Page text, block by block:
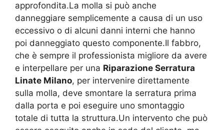
approfondita.La molla si può anche
danneggiare semplicemente a causa di un uso
eccessivo o di alcuni danni interni che hanno
poi danneggiato questo componente.Il fabbro,
che è sempre il professionista migliore da avere
e interpellare per una Riparazione Serratura
Linate Milano, per intervenire direttamente
sulla molla, deve smontare la serratura prima
dalla porta e poi eseguire uno smontaggio
totale di tutta la struttura.Un intervento che può